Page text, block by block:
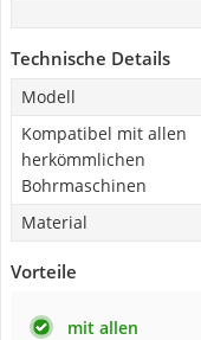
Technische Details
Modell
Kompatibel mit allen
herkömmlichen
Bohrmaschinen
Material
Vorteile
mit allen